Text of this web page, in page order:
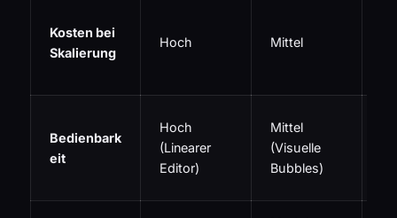
Kosten bei
Skalierung
Hoch Mittel
Bedienbark
eit
Hoch
(Linearer
Editor)
Mittel
(Visuelle
Bubbles)